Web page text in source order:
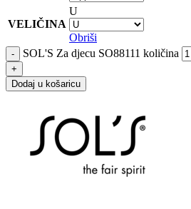
VELIČINA
U
Obriši
SOL'S Za djecu SO88111 količina
Dodaj u košaricu